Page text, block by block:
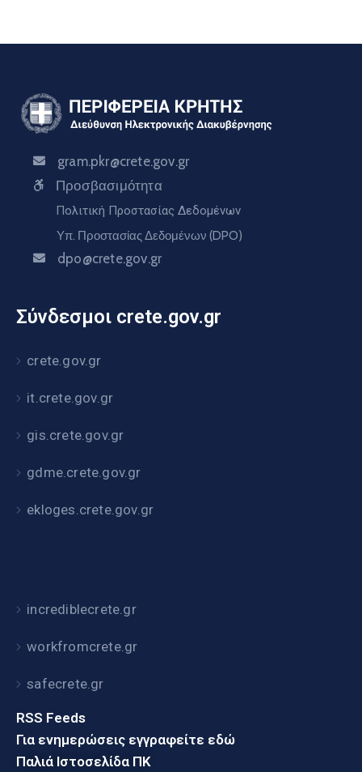
gram.pkr@crete.gov.gr
Προσβασιμότητα
Πολιτική Προστασίας Δεδομένων
Υπ. Προστασίας Δεδομένων (DPO)
dpo@crete.gov.gr
Σύνδεσμοι crete.gov.gr
crete.gov.gr
it.crete.gov.gr
gis.crete.gov.gr
gdme.crete.gov.gr
ekloges.crete.gov.gr
incrediblecrete.gr
workfromcrete.gr
safecrete.gr
RSS Feeds
Για ενημερώσεις εγγραφείτε εδώ
Παλιά Ιστοσελίδα ΠΚ